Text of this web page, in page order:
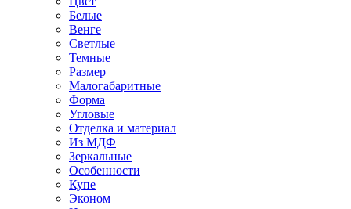
Белые
Венге
Светлые
Темные
Размер
Малогабаритные
Форма
Угловые
Отделка и материал
Из МДФ
Зеркальные
Особенности
Купе
Эконом